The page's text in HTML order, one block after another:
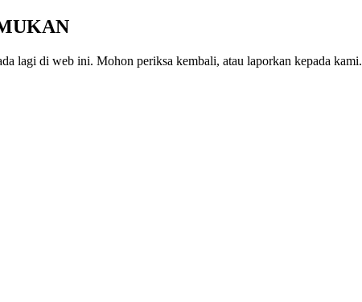
lagi di web ini. Mohon periksa kembali, atau laporkan kepada kami.